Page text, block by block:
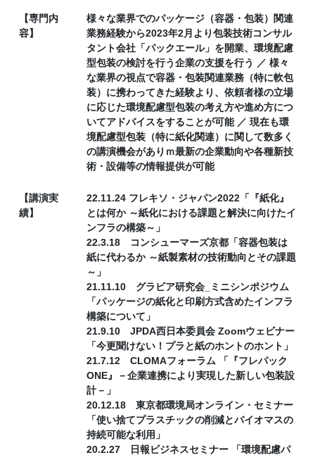
【専門内
容】
様々な業界でのパッケージ（容器・包装）関連
業務経験から2023年2月より包装技術コンサル
タント会社「パックエール」を開業、環境配慮
型包装の検討を行う企業の支援を行う ／ 様々
な業界の視点で容器・包装関連業務（特に軟包
装）に携わってきた経験より、依頼者様の立場
に応じた環境配慮型包装の考え方や進め方につ
いてアドバイスをすることが可能 ／ 現在も環
境配慮型包装（特に紙化関連）に関して数多く
の講演機会がありｍ最新の企業動向や各種新技
術・設備等の情報提供が可能
【講演実
績】
22.11.24 フレキソ・ジャパン2022「『紙化』
とは何か ～紙化における課題と解決に向けたイ
ンフラの構築～」
22.3.18 コンシューマーズ京都「容器包装は
紙に代わるか ～紙製素材の技術動向とその課題
～」
21.11.10 グラビア研究会_ミニシンポジウム
「パッケージの紙化と印刷方式含めたインフラ
構築について」
21.9.10 JPDA西日本委員会 Zoomウェビナー
「今更聞けない！プラと紙のホントのホント」
21.7.12 CLOMAフォーラム 「『フレパック
ONE』－企業連携により実現した新しい包装設
計－」
20.12.18 東京都環境局オンライン・セミナー
「使い捨てプラスチックの削減とバイオマスの
持続可能な利用」
20.2.27 日報ビジネスセミナー 「環境配慮パ